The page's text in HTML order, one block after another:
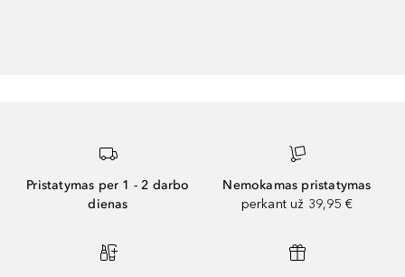
Pristatymas per 1 - 2 darbo
dienas
Nemokamas pristatymas
perkant už 39,95 €